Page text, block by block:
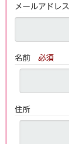
メールアドレス
名前 必須
住所